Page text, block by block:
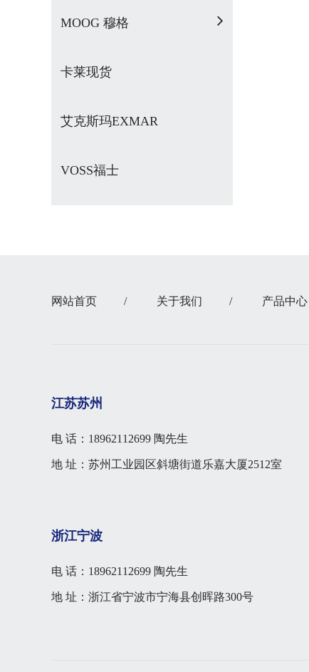
MOOG 穆格
卡莱现货
艾克斯玛EXMAR
VOSS福士
网站首页 / 关于我们 / 产品中心
江苏苏州
电 话：18962112699 陶先生
地 址：苏州工业园区斜塘街道乐嘉大厦2512室
浙江宁波
电 话：18962112699 陶先生
地 址：浙江省宁波市宁海县创晖路300号